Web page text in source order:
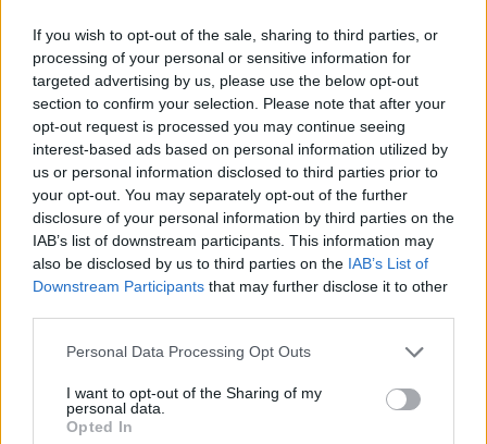
If you wish to opt-out of the sale, sharing to third parties, or
processing of your personal or sensitive information for
targeted advertising by us, please use the below opt-out
section to confirm your selection. Please note that after your
opt-out request is processed you may continue seeing
interest-based ads based on personal information utilized by
us or personal information disclosed to third parties prior to
your opt-out. You may separately opt-out of the further
disclosure of your personal information by third parties on the
IAB’s list of downstream participants. This information may
also be disclosed by us to third parties on the IAB’s List of
Downstream Participants that may further disclose it to other
Personal Data Processing Opt Outs
I want to opt-out of the Sharing of my
personal data.
Opted In
13:54
ΒΟΑΚ: Κλείνει την Τρίτη στον Ξηροπόταμο – Πώς θα
γίνεται η κυκλοφορία
13:52
Γιατί να βάλετε φύλλα δάφνης στο πλυντήριο: Το μυστικό
που κερδίζει όλο και περισσότερους θαυμαστές
13:46
Παλαιό Φάληρο: Συνελήφθη ένα ακόμα μέλος της
ρωσόφωνης μαφίας
13:43
απαγορεύσεις σε δάση και φαράγγια